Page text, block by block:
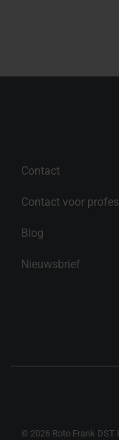
Contact
Contact voor
Blog
Nieuwsbrief
© 2026 Roto Frank DST